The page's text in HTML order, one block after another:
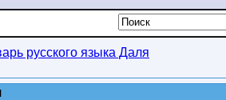
русского языка Даля